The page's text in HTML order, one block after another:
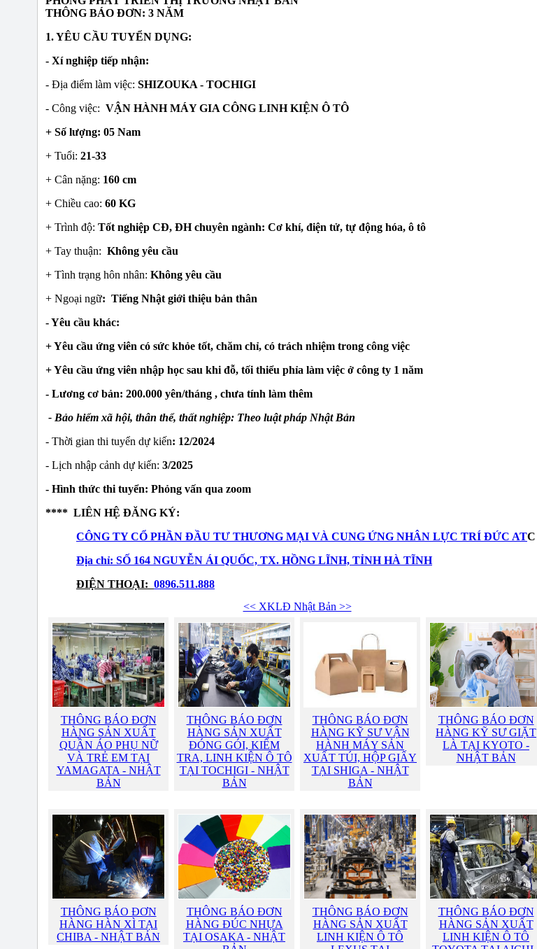
THÔNG BÁO ĐƠN: 3 NĂM
1. YÊU CẦU TUYỂN DỤNG:
- Xí nghiệp tiếp nhận:
- Địa điểm làm việc: SHIZOUKA - TOCHIGI
- Công việc: VẬN HÀNH MÁY GIA CÔNG LINH KIỆN Ô TÔ
+ Số lượng: 05 Nam
+ Tuổi: 21-33
+ Cân nặng: 160 cm
+ Chiều cao: 60 KG
+ Trình độ: Tốt nghiệp CĐ, ĐH chuyên ngành: Cơ khí, điện tử, tự động hóa, ô tô
+ Tay thuận: Không yêu cầu
+ Tình trạng hôn nhân: Không yêu cầu
+ Ngoại ngữ: Tiếng Nhật giới thiệu bản thân
- Yêu cầu khác:
+ Yêu cầu ứng viên có sức khỏe tốt, chăm chỉ, có trách nhiệm trong công việc
+ Yêu cầu ứng viên nhập học sau khi đỗ, tối thiểu phỉa làm việc ở công ty 1 năm
- Lương cơ bản: 200.000 yên/tháng , chưa tính làm thêm
- Bảo hiểm xã hội, thân thể, thất nghiệp: Theo luật pháp Nhật Bản
- Thời gian thi tuyển dự kiến: 12/2024
- Lịch nhập cảnh dự kiến: 3/2025
- Hình thức thi tuyển: Phỏng vấn qua zoom
**** LIÊN HỆ ĐĂNG KÝ:
CÔNG TY CỔ PHẦN ĐẦU TƯ THƯƠNG MẠI VÀ CUNG ỨNG NHÂN LỰC TRÍ ĐỨC ATC
Địa chỉ: SỐ 164 NGUYỄN ÁI QUỐC, TX. HỒNG LĨNH, TỈNH HÀ TĨNH
ĐIỆN THOẠI: 0896.511.888
<< XKLĐ Nhật Bản >>
THÔNG BÁO ĐƠN
HÀNG SẢN XUẤT
QUẦN ÁO PHỤ NỮ
VÀ TRẺ EM TẠI
YAMAGATA - NHẬT
BẢN
THÔNG BÁO ĐƠN
HÀNG SẢN XUẤT
ĐÓNG GÓI, KIỂM
TRA, LINH KIỆN Ô TÔ
TẠI TOCHIGI - NHẬT
BẢN
THÔNG BÁO ĐƠN
HÀNG KỸ SƯ VẬN
HÀNH MÁY SẢN
XUẤT TÚI, HỘP GIẤY
TẠI SHIGA - NHẬT
BẢN
THÔNG BÁO ĐƠN
HÀNG KỸ SƯ GIẶT
LÀ TẠI KYOTO -
NHẬT BẢN
THÔNG BÁO ĐƠN
HÀNG HÀN XÌ TẠI
CHIBA - NHẬT BẢN
THÔNG BÁO ĐƠN
HÀNG ĐÚC NHỰA
TẠI OSAKA - NHẬT
THÔNG BÁO ĐƠN
HÀNG SẢN XUẤT
LINH KIỆN Ô TÔ
THÔNG BÁO ĐƠN
HÀNG SẢN XUẤT
LINH KIỆN Ô TÔ